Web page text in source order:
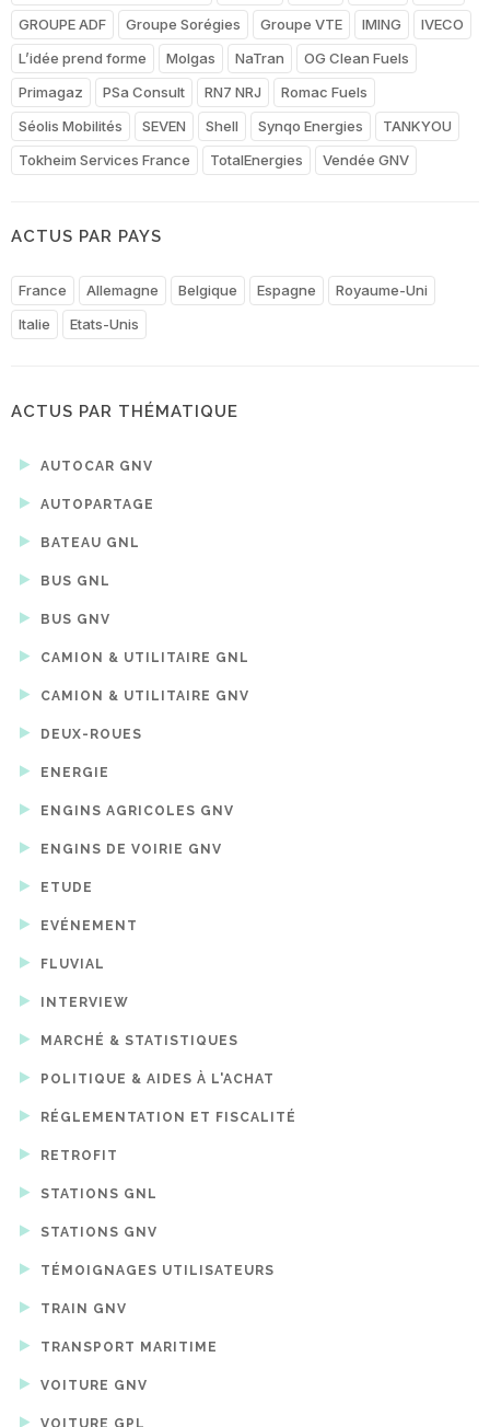
GROUPE ADF
Groupe Sorégies Groupe VTE IMING
IVECO
L’idée prend forme
Molgas NaTran
OG Clean Fuels
Primagaz
PSa Consult RN7 NRJ
Romac Fuels
Séolis Mobilités
SEVEN Shell Synqo Energies
TANKYOU
Tokheim Services France
TotalEnergies Vendée GNV
ACTUS PAR PAYS
France Allemagne Belgique Espagne
Royaume-Uni
Italie
Etats-Unis
ACTUS PAR THÉMATIQUE
AUTOCAR GNV
AUTOPARTAGE
BATEAU GNL
BUS GNL
BUS GNV
CAMION & UTILITAIRE GNL
CAMION & UTILITAIRE GNV
DEUX-ROUES
ENERGIE
ENGINS AGRICOLES GNV
ENGINS DE VOIRIE GNV
ETUDE
EVÉNEMENT
FLUVIAL
INTERVIEW
MARCHÉ & STATISTIQUES
POLITIQUE & AIDES À L'ACHAT
RÉGLEMENTATION ET FISCALITÉ
RETROFIT
STATIONS GNL
STATIONS GNV
TÉMOIGNAGES UTILISATEURS
TRAIN GNV
TRANSPORT MARITIME
VOITURE GNV
VOITURE GPL